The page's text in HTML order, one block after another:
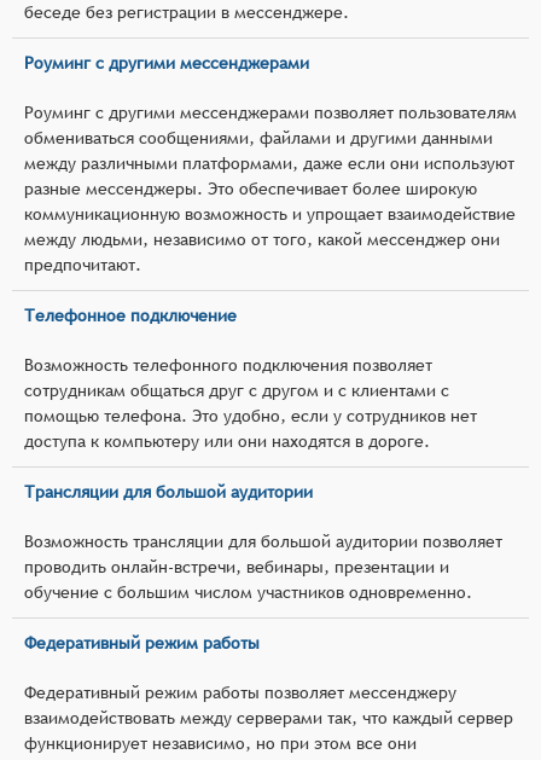
беседе без регистрации в мессенджере.
Роуминг с другими мессенджерами
Роуминг с другими мессенджерами позволяет пользователям
обмениваться сообщениями, файлами и другими данными
между различными платформами, даже если они используют
разные мессенджеры. Это обеспечивает более широкую
коммуникационную возможность и упрощает взаимодействие
между людьми, независимо от того, какой мессенджер они
предпочитают.
Телефонное подключение
Возможность телефонного подключения позволяет
сотрудникам общаться друг с другом и с клиентами с
помощью телефона. Это удобно, если у сотрудников нет
доступа к компьютеру или они находятся в дороге.
Трансляции для большой аудитории
Возможность трансляции для большой аудитории позволяет
проводить онлайн-встречи, вебинары, презентации и
обучение с большим числом участников одновременно.
Федеративный режим работы
Федеративный режим работы позволяет мессенджеру
взаимодействовать между серверами так, что каждый сервер
функционирует независимо, но при этом все они